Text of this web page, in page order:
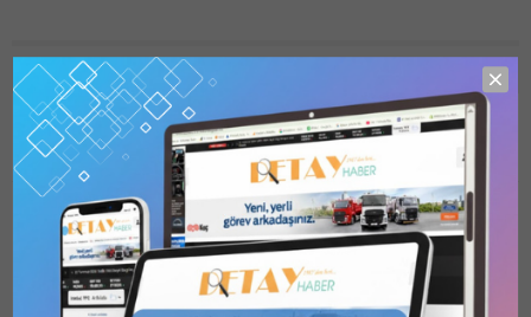
Anasayfa
Spor
Derbide gol düellosu: Fenerbahçe geriden gelip kazandı
Derbide gol düellosu:
Fenerbahçe geriden gelip